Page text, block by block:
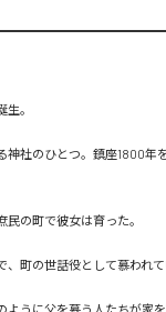
。
神社のひとつ。鎮座1800年
の町で彼女は育った。
町の世話役として慕われて